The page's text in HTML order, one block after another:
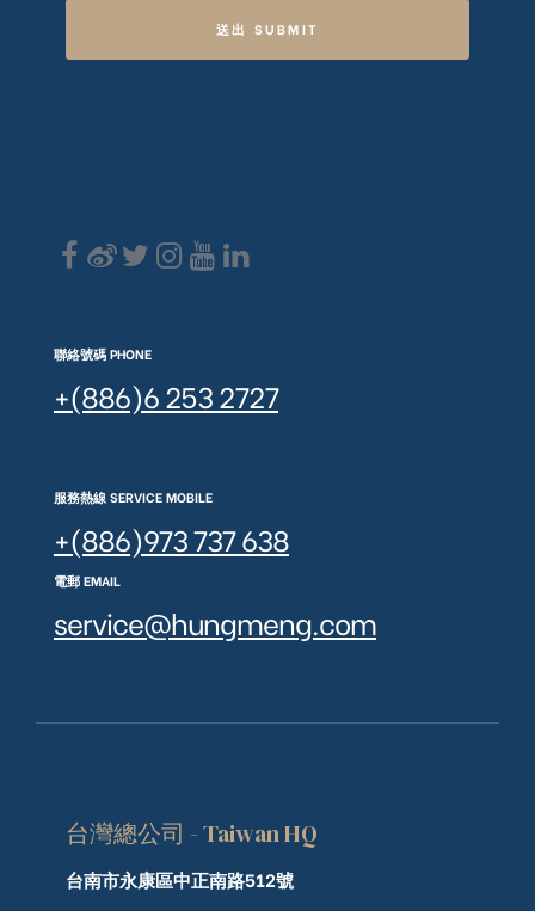
送出 SUBMIT
聯絡號碼 PHONE
+(886)6 253 2727
服務熱線 SERVICE MOBILE
+(886)973 737 638
電郵 EMAIL
service@hungmeng.com
台灣總公司 - Taiwan HQ
台南市永康區中正南路512號